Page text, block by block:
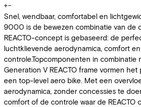
+−
Snel, wendbaar, comfortabel en
9000 is de bewezen combinatie van de
REACTO-concept is gebaseerd: de
luchtklievende aerodynamica, comfort en
controle.Topcomponenten in combinatie
Generation V REACTO frame vormen
een top-level aero bike. Met een
aerodynamica, zonder concessies te
comfort of de controle waar de REACTO